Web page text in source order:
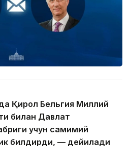
Қирол Бельгия Миллий
билан Давлат
учун самимий
билдирди, — дейилади